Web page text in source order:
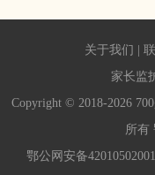
关于我们
家长监
Copyright © 2018-2026
所有
鄂公网安备